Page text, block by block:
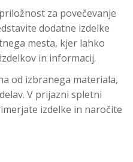
za povečevanje
dodatne izdelke
mesta, kjer lahko
in informacij.
od izbranega materiala,
V prijazni spletni
izdelke in naročite